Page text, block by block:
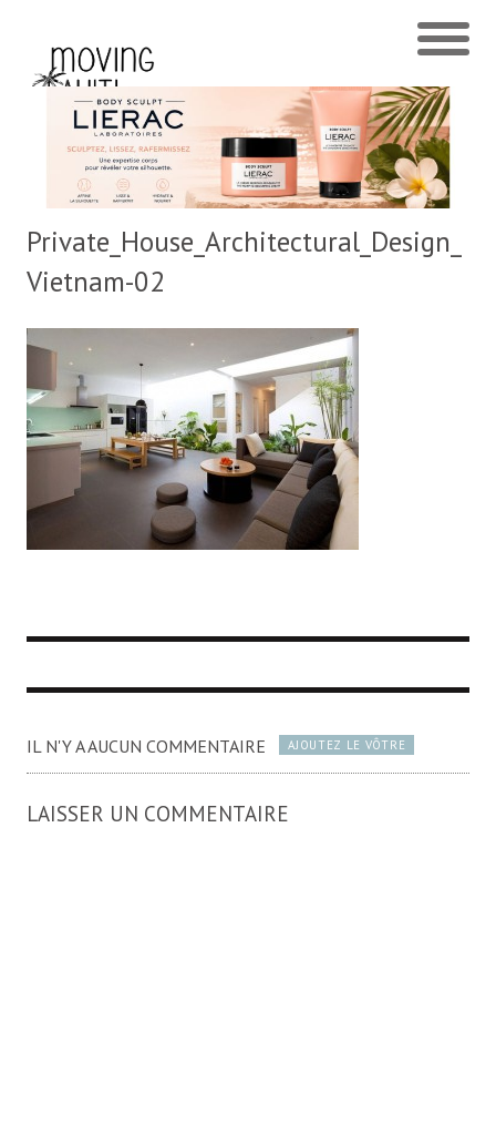
Private_House_Architectural_Design_
Vietnam-02
IL N'Y A AUCUN COMMENTAIRE AJOUTEZ LE VÔTRE
LAISSER UN COMMENTAIRE